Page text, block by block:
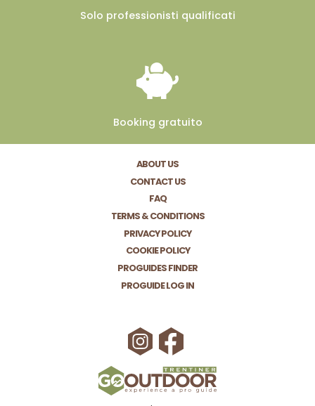
Solo professionisti qualificati
Booking gratuito
ABOUT US
CONTACT US
FAQ
TERMS & CONDITIONS
PRIVACY POLICY
COOKIE POLICY
PROGUIDES FINDER
PROGUIDE LOG IN